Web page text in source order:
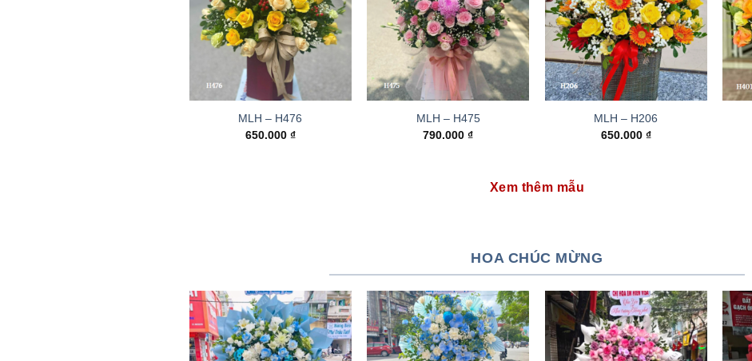
MLH – H476
650.000 ₫
MLH – H475
790.000₫
MLH – H206
650.000 ₫
Xem thêm mẫu
HOA CHÚC MỪNG